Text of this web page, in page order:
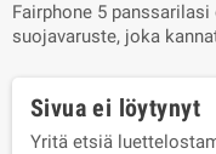
Fairphone 5
suojavaruste, joka
Sivua ei löytynyt
Yritä etsiä